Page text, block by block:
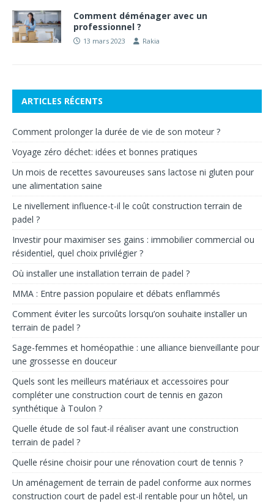
Comment déménager avec un
professionnel ?
13 mars 2023 Rakia
ARTICLES RÉCENTS
Comment prolonger la durée de vie de son moteur ?
Voyage zéro déchet: idées et bonnes pratiques
Un mois de recettes savoureuses sans lactose ni gluten pour
une alimentation saine
Le nivellement influence-t-il le coût construction terrain de
padel ?
Investir pour maximiser ses gains : immobilier commercial ou
résidentiel, quel choix privilégier ?
Où installer une installation terrain de padel ?
MMA : Entre passion populaire et débats enflammés
Comment éviter les surcoûts lorsqu’on souhaite installer un
terrain de padel ?
Sage-femmes et homéopathie : une alliance bienveillante pour
une grossesse en douceur
Quels sont les meilleurs matériaux et accessoires pour
compléter une construction court de tennis en gazon
synthétique à Toulon ?
Quelle étude de sol faut-il réaliser avant une construction
terrain de padel ?
Quelle résine choisir pour une rénovation court de tennis ?
Un aménagement de terrain de padel conforme aux normes
construction court de padel est-il rentable pour un hôtel, un